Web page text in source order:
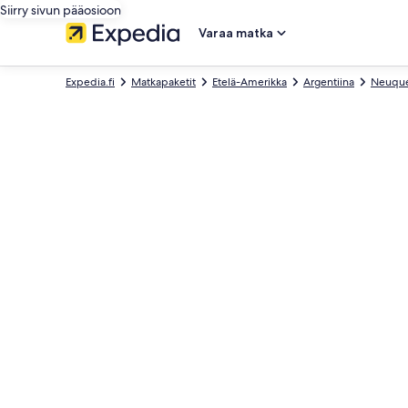
Siirry sivun pääosioon
Varaa matka
Argentiina
Etelä-Amerikka
Matkapaketit
Expedia.fi